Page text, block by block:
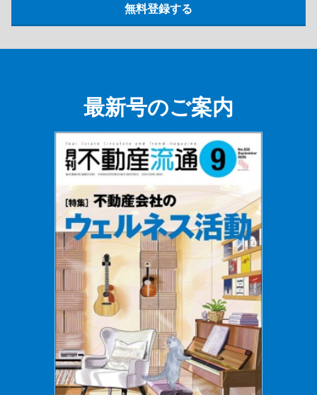
最新号のご案内